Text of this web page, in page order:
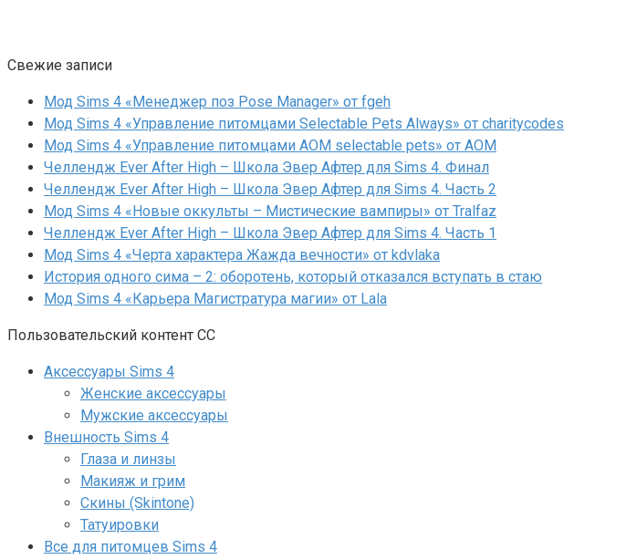
Свежие записи
Мод Sims 4 «Менеджер поз Pose Manager» от fgeh
Мод Sims 4 «Управление питомцами Selectable Pets Always» от charitycodes
Мод Sims 4 «Управление питомцами AOM selectable pets» от AOM
Челлендж Ever After High – Школа Эвер Афтер для Sims 4. Финал
Челлендж Ever After High – Школа Эвер Афтер для Sims 4. Часть 2
Мод Sims 4 «Новые оккульты – Мистические вампиры» от Tralfaz
Челлендж Ever After High – Школа Эвер Афтер для Sims 4. Часть 1
Мод Sims 4 «Черта характера Жажда вечности» от kdvlaka
История одного сима – 2: оборотень, который отказался вступать в стаю
Мод Sims 4 «Карьера Магистратура магии» от Lala
Пользовательский контент СС
Аксессуары Sims 4
Женские аксессуары
Мужские аксессуары
Внешность Sims 4
Глаза и линзы
Макияж и грим
Скины (Skintone)
Татуировки
Все для питомцев Sims 4